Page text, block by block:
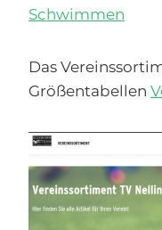
Schwimmen
Das
Größentabellen